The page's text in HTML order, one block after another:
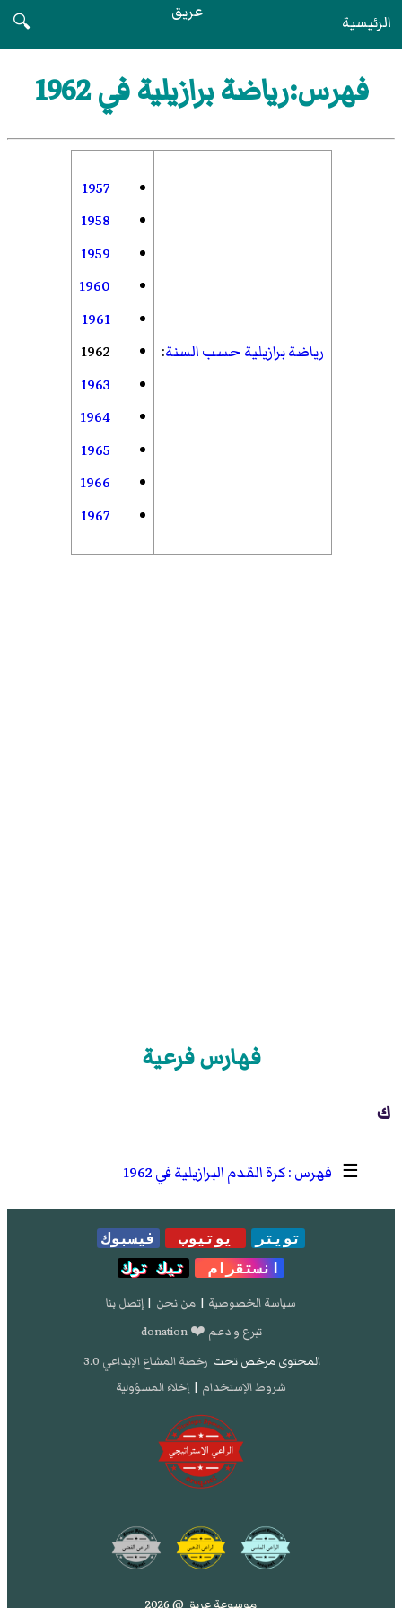
الرئيسية عريق
🔍
فهرس:رياضة برازيلية في 1962
رياضة برازيلية حسب السنة:
1957
1958
1959
1960
1961
1962
1963
1964
1965
1966
1967
فهارس فرعية
ك
☰ كرة القدم البرازيلية في 1962
تويتر يوتيوب
فيسبوك
انستقرام
تيك توك
سياسة الخصوصية | من نحن | إتصل بنا
تبرع و دعم ❤️ donation
المحتوى مرخص تحت رخصة المشاع الإبداعي 3.0
شروط الإستخدام | إخلاء المسؤولية
موسوعة عريق @ 2026